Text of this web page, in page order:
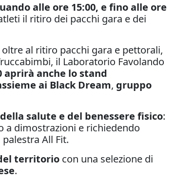
alle ore 15:00, e fino alle ore
il ritiro dei pacchi gara e dei
oltre al ritiro pacchi gara e pettorali,
il Laboratorio Favolando
aprirà anche lo stand
ai Black Dream, gruppo
salute e del benessere fisico:
a dimostrazioni e richiedendo
All Fit.
territorio con una selezione di
.